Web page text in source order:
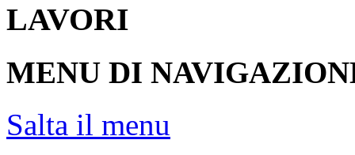
LAVORI
MENU DI
Salta il menu